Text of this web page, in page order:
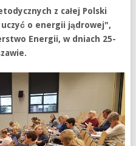
z całej Polski
uczyć o energii jądrowej",
Energii, w dniach 25-